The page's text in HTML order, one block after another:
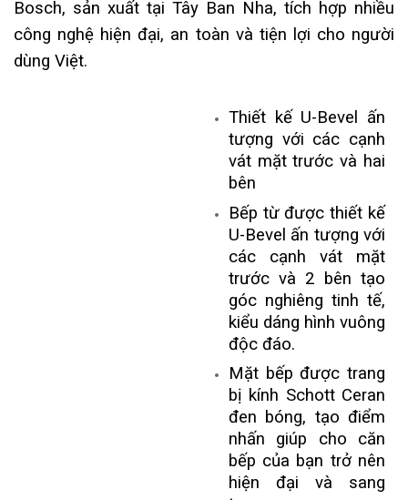
Bosch, sản xuất tại Tây Ban Nha, tích hợp nhiều
công nghệ hiện đại, an toàn và tiện lợi cho người
dùng Việt.
Thiết kế U-Bevel ấn
tượng với các cạnh
vát mặt trước và hai
bên
Bếp từ được thiết kế
U-Bevel ấn tượng với
các cạnh vát mặt
trước và 2 bên tạo
góc nghiêng tinh tế,
kiểu dáng hình vuông
độc đáo.
Mặt bếp được trang
bị kính Schott Ceran
đen bóng, tạo điểm
nhấn giúp cho căn
bếp của bạn trở nên
hiện đại và sang